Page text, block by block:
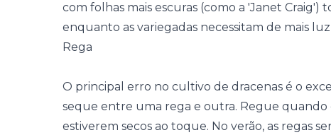
com folhas mais escuras (como a 'Janet Craig')
enquanto as variegadas necessitam de mais
Rega
O principal erro no cultivo de dracenas é o
seque entre uma rega e outra. Regue quando
estiverem secos ao toque. No verão, as regas